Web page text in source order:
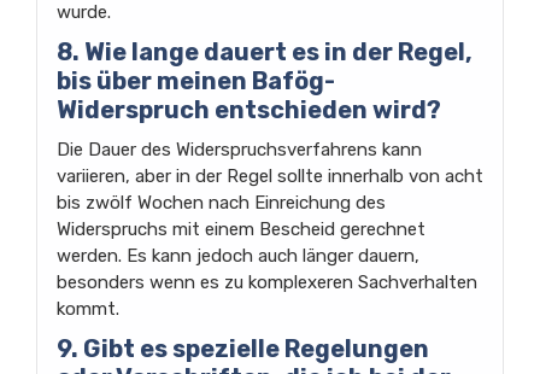
wurde.
8. Wie lange dauert es in der Regel,
bis über meinen Bafög-
Widerspruch entschieden wird?
Die Dauer des Widerspruchsverfahrens kann
variieren, aber in der Regel sollte innerhalb von acht
bis zwölf Wochen nach Einreichung des
Widerspruchs mit einem Bescheid gerechnet
werden. Es kann jedoch auch länger dauern,
besonders wenn es zu komplexeren Sachverhalten
kommt.
9. Gibt es spezielle Regelungen